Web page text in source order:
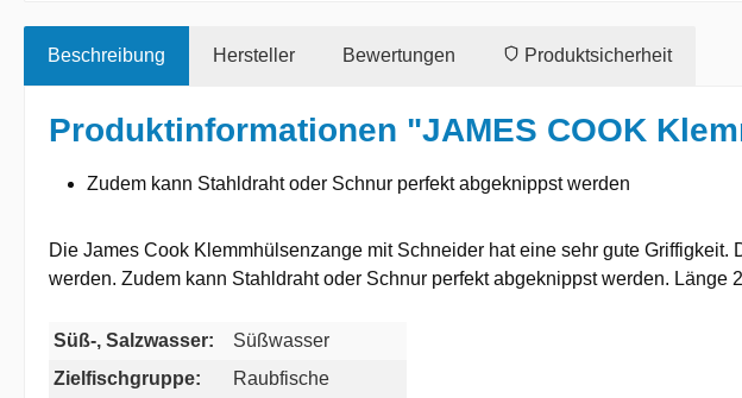
Beschreibung Hersteller Bewertungen Produktsicherheit
Produktinformationen "JAMES COOK
Zudem kann Stahldraht oder Schnur perfekt abgeknippst werden
Die James Cook Klemmhülsenzange mit Schneider hat eine sehr gute
werden. Zudem kann Stahldraht oder Schnur perfekt abgeknippst werden. Länge
Süß-, Salzwasser:
Süßwasser
Zielfischgruppe:
Raubfische